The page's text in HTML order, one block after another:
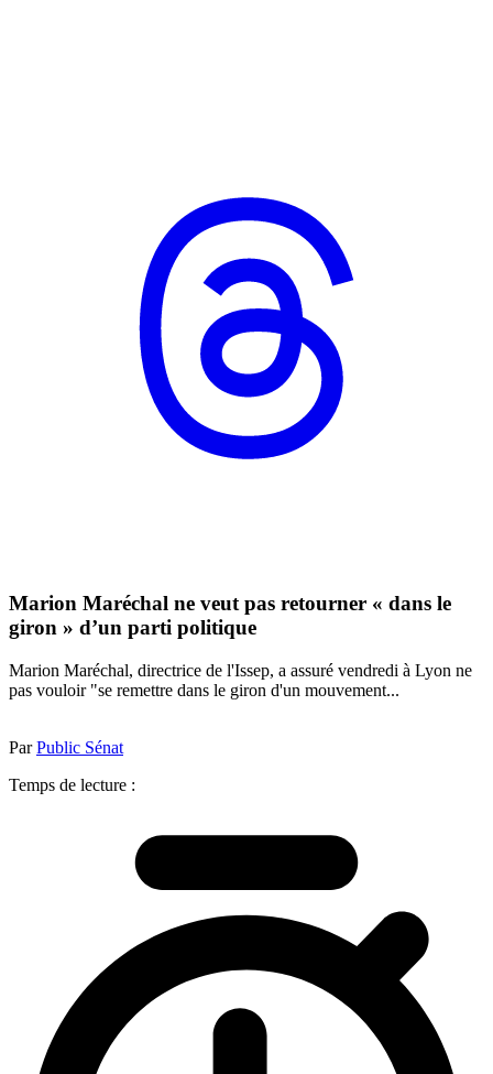
Marion Maréchal ne veut pas retourner « dans le
giron » d’un parti politique
Marion Maréchal, directrice de l'Issep, a assuré vendredi à Lyon ne
pas vouloir "se remettre dans le giron d'un mouvement...
ParPublic Sénat
Temps de lecture :